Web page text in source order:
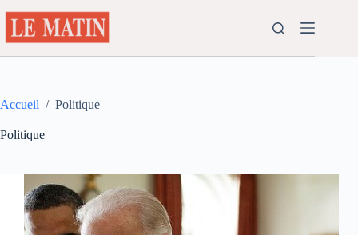
au
contenu
Accueil / Politique
Politique